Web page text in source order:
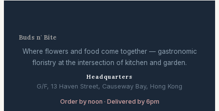
Buds n' Bite
Where flowers and food come together — gastronomic
floristry at the intersection of kitchen and garden.
Headquarters
G/F, 13 Haven Street, Causeway Bay, Hong Kong
Order by noon · Delivered by 6pm